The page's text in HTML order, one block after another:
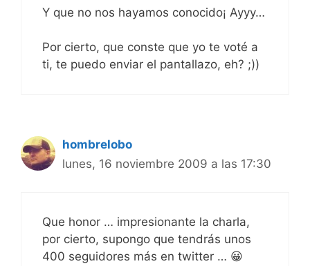
Y que no nos hayamos conocido¡ Ayyy…
Por cierto, que conste que yo te voté a
ti, te puedo enviar el pantallazo, eh? ;))
hombrelobo
lunes, 16 noviembre 2009 a las 17:30
Que honor … impresionante la charla,
por cierto, supongo que tendrás unos
400 seguidores más en twitter … 😀